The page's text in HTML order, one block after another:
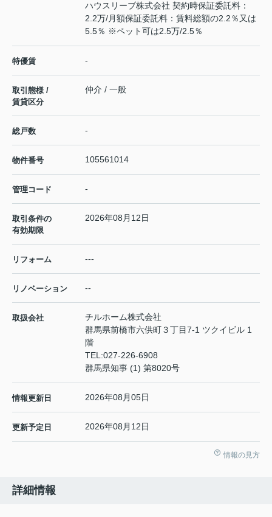
ハウスリーブ株式会社 契約時保証委託料：
2.2万/月額保証委託料：賃料総額の2.2％又は
5.5％ ※ペット可は2.5万/2.5％
特優賃 -
取引態様 /
賃貸区分
仲介 / 一般
総戸数 -
物件番号 105561014
管理コード -
取引条件の
有効期限
2026年08月12日
リフォーム ---
リノベーション --
取扱会社
チルホーム株式会社
群馬県前橋市六供町３丁目7-1 ツクイビル 1
階
TEL:027-226-6908
群馬県知事 (1) 第8020号
情報更新日 2026年08月05日
更新予定日 2026年08月12日
情報の見方
詳細情報